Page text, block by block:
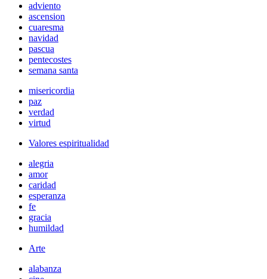
adviento
ascension
cuaresma
navidad
pascua
pentecostes
semana santa
misericordia
paz
verdad
virtud
Valores espiritualidad
alegria
amor
caridad
esperanza
fe
gracia
humildad
Arte
alabanza